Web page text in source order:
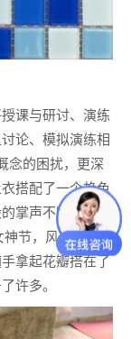
课与研讨、演练
论、模拟演练相
念的困扰，更深
搭配了一个艳色
掌声不断，这就
节，风尚圈工作
拿起花瓣搭在了
许多。